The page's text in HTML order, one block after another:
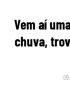
Vem aí
chuva,